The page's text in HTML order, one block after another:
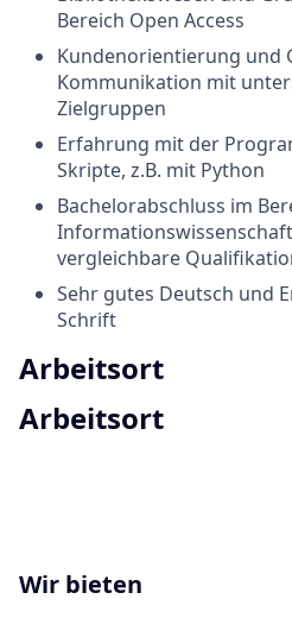
Bereich Open Access
Kundenorientierung und
Kommunikation mit
Zielgruppen
Erfahrung mit der
Skripte, z.B. mit Python
Bachelorabschluss im
vergleichbare
Sehr gutes Deutsch und
Schrift
Arbeitsort
Arbeitsort
Wir bieten